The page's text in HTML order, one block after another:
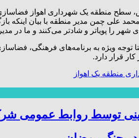
سطح منطقه یک شهرداری اهواز
محمد علی چمن مدیر منطقه با بیان
را پویاتر و شادتر می‌کنند و ما در
توجه ویژه به برنامه‌های فرهنگی،
قرار دارد.
منطقه یک اهواز
توسط روابط عمومی